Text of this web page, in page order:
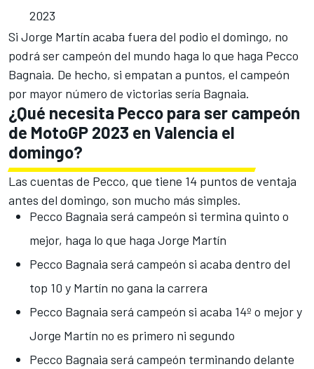
2023
Si Jorge Martín acaba fuera del podio el domingo, no
podrá ser campeón del mundo haga lo que haga Pecco
Bagnaia. De hecho, si empatan a puntos, el campeón
por mayor número de victorias sería Bagnaia.
¿Qué necesita Pecco para ser campeón
de MotoGP 2023 en Valencia el
domingo?
Las cuentas de Pecco, que tiene 14 puntos de ventaja
antes del domingo, son mucho más simples.
Pecco Bagnaia será campeón si termina quinto o
mejor, haga lo que haga Jorge Martín
Pecco Bagnaia será campeón si acaba dentro del
top 10 y Martín no gana la carrera
Pecco Bagnaia será campeón si acaba 14º o mejor y
Jorge Martín no es primero ni segundo
Pecco Bagnaia será campeón terminando delante